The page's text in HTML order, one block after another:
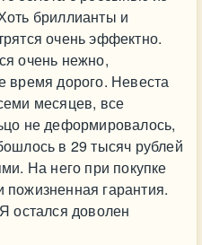
бриллианты и
очень эффектно.
очень нежно,
время дорого. Невеста
месяцев, все
не деформировалось,
в 29 тысяч рублей
На него при покупке
гарантия.
остался доволен